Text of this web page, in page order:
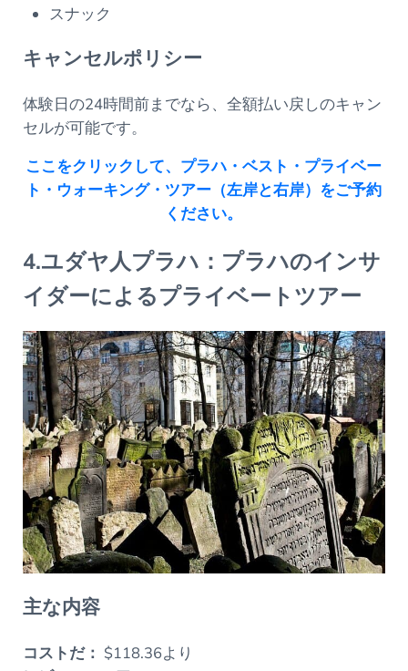
スナック
キャンセルポリシー
体験日の24時間前までなら、全額払い戻しのキャン
セルが可能です。
ここをクリックして、プラハ・ベスト・プライベー
ト・ウォーキング・ツアー（左岸と右岸）をご予約
ください。
4.ユダヤ人プラハ：プラハのインサ
イダーによるプライベートツアー
主な内容
コストだ： $118.36より